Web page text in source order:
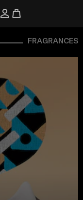
FRAGRANCES